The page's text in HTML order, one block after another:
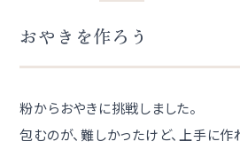
おやきを作ろう
粉からおやきに挑戦しました。
包むのが、難しかったけど、上手に作